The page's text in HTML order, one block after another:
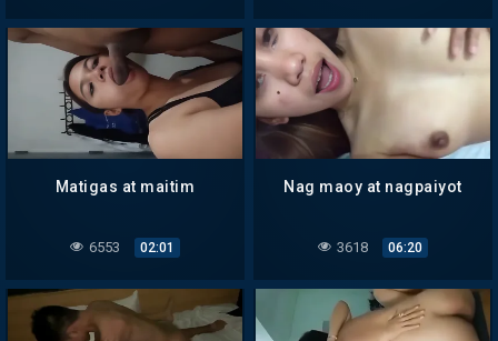
Matigas at maitim
6553 02:01
Nag maoy at nagpaiyot
3618 06:20